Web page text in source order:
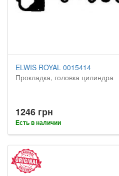
ELWIS ROYAL 0015414
Прокладка, головка цилиндра
1246 грн
Есть в наличии